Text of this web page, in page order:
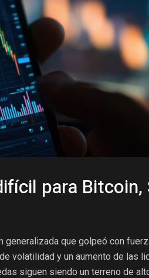
para Bitcoin,
generalizada que golpeó con
volatilidad y un aumento de las
siguen siendo un terreno de